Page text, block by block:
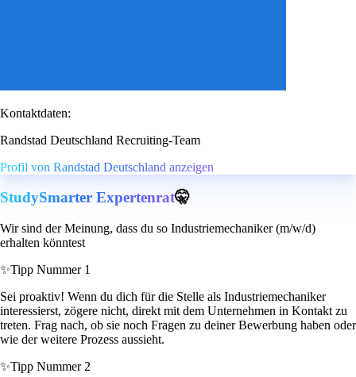
Kontaktdaten:
Randstad Deutschland Recruiting-Team
Profil von Randstad Deutschland anzeigen
StudySmarter Expertenrat🤫
Wir sind der Meinung, dass du so Industriemechaniker (m/w/d)
erhalten könntest
✨Tipp Nummer 1
Sei proaktiv! Wenn du dich für die Stelle als Industriemechaniker
interessierst, zögere nicht, direkt mit dem Unternehmen in Kontakt zu
treten. Frag nach, ob sie noch Fragen zu deiner Bewerbung haben oder
wie der weitere Prozess aussieht.
✨Tipp Nummer 2